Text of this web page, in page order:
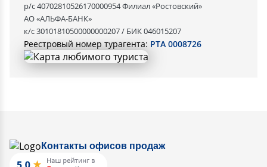
р/с 40702810526170000954 Филиал «Ростовский»
АО «АЛЬФА-БАНК»
к/с 30101810500000000207 / БИК 046015207
Реестровый номер турагента: РТА 0008726
Контакты офисов продаж